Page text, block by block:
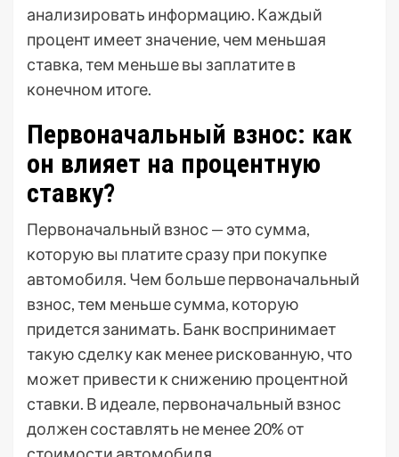
анализировать информацию. Каждый
процент имеет значение, чем меньшая
ставка, тем меньше вы заплатите в
конечном итоге.
Первоначальный взнос: как
он влияет на процентную
ставку?
Первоначальный взнос — это сумма,
которую вы платите сразу при покупке
автомобиля. Чем больше первоначальный
взнос, тем меньше сумма, которую
придется занимать. Банк воспринимает
такую сделку как менее рискованную, что
может привести к снижению процентной
ставки. В идеале, первоначальный взнос
должен составлять не менее 20% от